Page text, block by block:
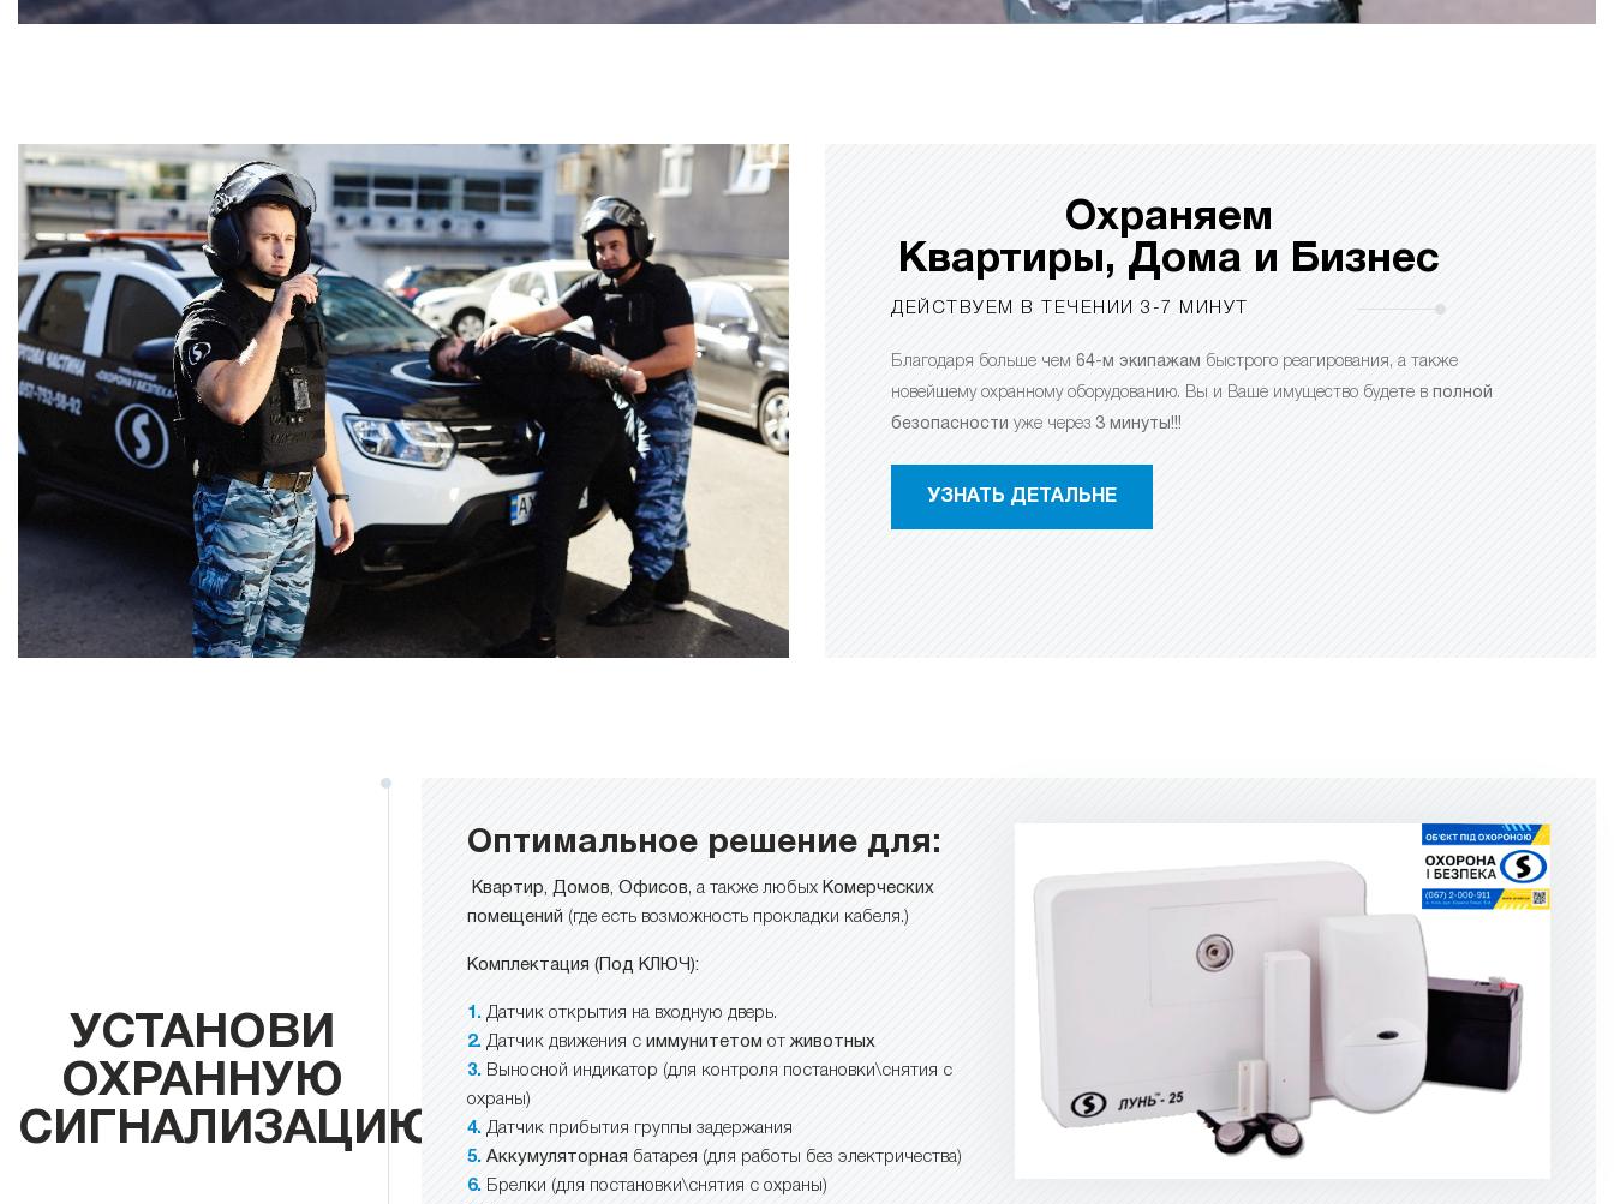
Охраняем
Квартиры, Дома и Бизнес
ДЕЙСТВУЕМ В ТЕЧЕНИИ 3-7 МИНУТ
Благодаря больше чем 64-м экипажам быстрого реагирования, а также
новейшему охранному оборудованию. Вы и Ваше имущество будете в полной
безопасности уже через 3 минуты!!!
УЗНАТЬ ДЕТАЛЬНЕ
УСТАНОВИ
ОХРАННУЮ
СИГНАЛИЗАЦИЮ
Оптимальное решение для:
Квартир, Домов, Офисов, а также любых Комерческих
помещений (где есть возможность прокладки кабеля.)
Комплектация (Под КЛЮЧ):
Датчик открытия на входную дверь.
Датчик движения с иммунитетом от животных
Выносной индикатор (для контроля постановки\снятия с
охраны)
Датчик прибытия группы задержания
Аккумуляторная батарея (для работы без электричества)
Брелки (для постановки\снятия с охраны)